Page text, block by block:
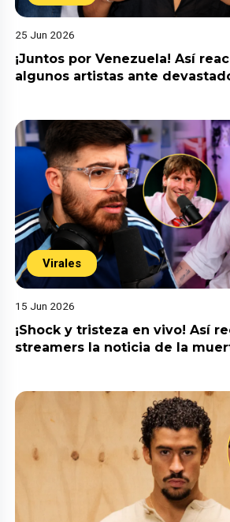
25 Jun 2026
¡Juntos por Venezuela! Así
algunos artistas ante
Virales
15 Jun 2026
¡Shock y tristeza en vivo! Así
streamers la noticia de la